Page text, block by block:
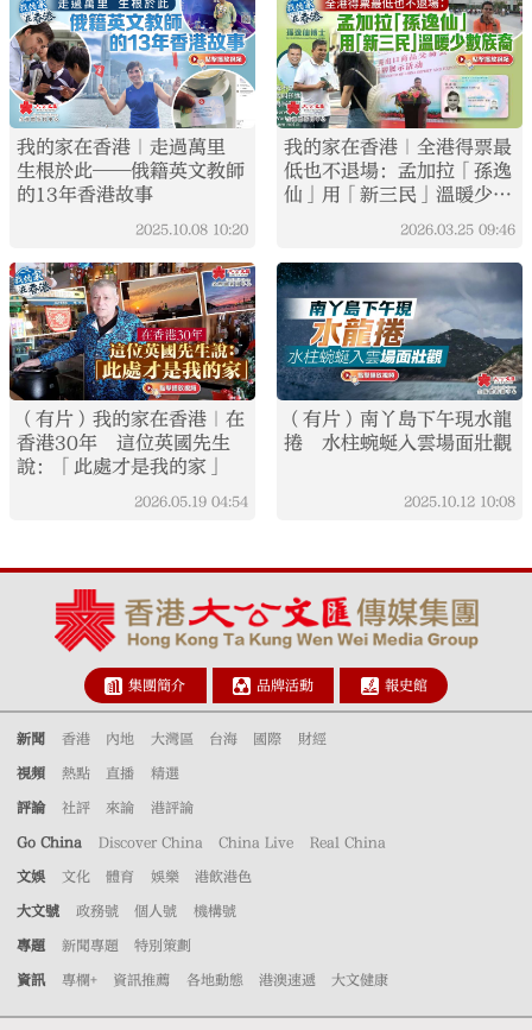
我的家在香港｜走過萬里
生根於此——俄籍英文教師
的13年香港故事
2025.10.08 10:20
我的家在香港｜全港得票最
低也不退場：孟加拉「孫逸
仙」用「新三民」溫暖少數
2026.03.25 09:46
（有片）我的家在香港｜在
香港30年 這位英國先生
說：「此處才是我的家」
2026.05.19 04:54
（有片）南丫島下午現水龍
捲 水柱蜿蜒入雲場面壯觀
2025.10.12 10:08
集團簡介 品牌活動 報史館
新聞 香港 內地 大灣區 台海 國際 財經
視頻 熱點 直播 精選
評論 社評 來論 港評論
Go China Discover China China Live Real China
文娛 文化 體育 娛樂 港飲港色
大文號 政務號 個人號 機構號
專題 新聞專題 特別策劃
資訊 專欄+ 資訊推薦 各地動態 港澳速遞 大文健康